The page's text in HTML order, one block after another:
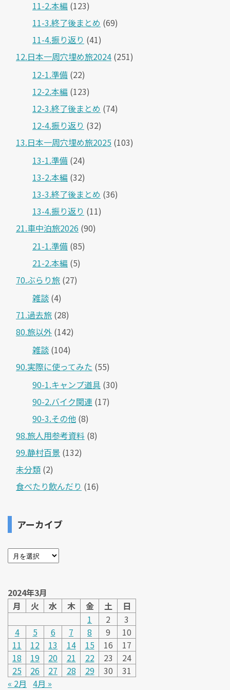
11-2.本編 (123)
11-3.終了後まとめ (69)
11-4.振り返り (41)
12.日本一周穴埋め旅2024 (251)
12-1.準備 (22)
12-2.本編 (123)
12-3.終了後まとめ (74)
12-4.振り返り (32)
13.日本一周穴埋め旅2025 (103)
13-1.準備 (24)
13-2.本編 (32)
13-3.終了後まとめ (36)
13-4.振り返り (11)
21.車中泊旅2026 (90)
21-1.準備 (85)
21-2.本編 (5)
70.ぶらり旅 (27)
雑談 (4)
71.過去旅 (28)
80.旅以外 (142)
雑談 (104)
90.実際に使ってみた (55)
90-1.キャンプ道具 (30)
90-2.バイク関連 (17)
90-3.その他 (8)
98.旅人用参考資料 (8)
99.静村百景 (132)
未分類 (2)
食べたり飲んだり (16)
アーカイブ
2024年3月
月
火 水 木 金 土
日
1
2
3
4
5 6 7 8 9
10
11
12 13 14 15 16
17
18
19 20 21 22 23
24
25
26 27 28 29 30
31
« 2月 4月 »